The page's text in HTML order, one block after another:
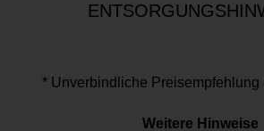
* Unverbindliche Preisempfehlung
Weitere Hinweise